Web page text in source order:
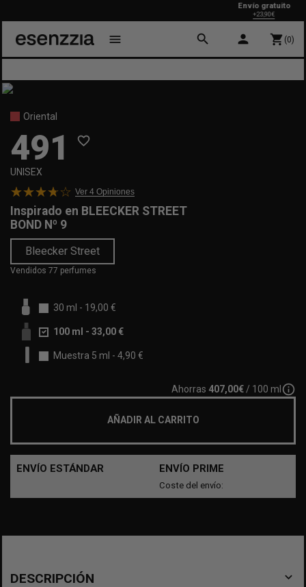
Envío gratuito
+23,90€
menu search person shopping_cart (0)
Oriental
491 favorite_border
UNISEX
Ver 4 Opiniones
Inspirado en BLEECKER STREET
BOND Nº 9
Bleecker Street
Vendidos 77 perfumes
30 ml - 19,00 €
100 ml - 33,00 €
Muestra 5 ml - 4,90 €
Ahorras 407,00€ / 100 ml info_outline
AÑADIR AL CARRITO
ENVÍO ESTÁNDAR ENVÍO PRIME
Coste del envío:
DESCRIPCIÓN navigate_before